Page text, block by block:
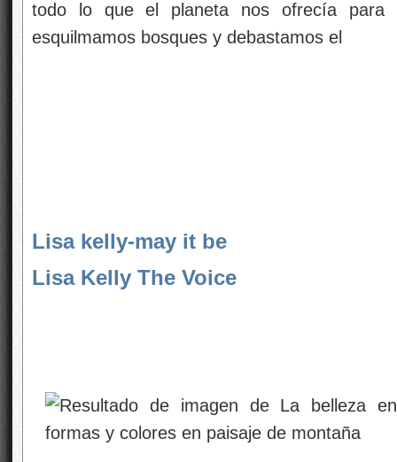
todo lo que el planeta nos ofrecía para
esquilmamos bosques y debastamos el
Lisa kelly-may it be
Lisa Kelly The Voice